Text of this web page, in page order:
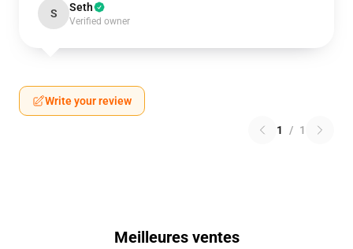
S Seth
Verified owner
Write your review
1 / 1
Meilleures ventes